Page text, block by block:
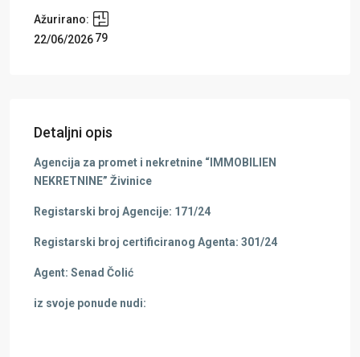
Ažurirano:
22/06/202679
Detaljni opis
Agencija za promet i nekretnine “IMMOBILIEN
NEKRETNINE” Živinice
Registarski broj Agencije: 171/24
Registarski broj certificiranog Agenta: 301/24
Agent: Senad Čolić
iz svoje ponude nudi: